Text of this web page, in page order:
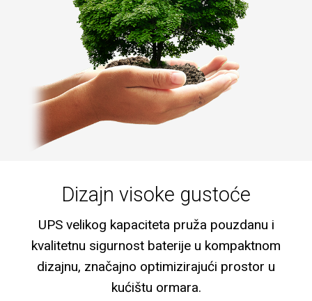
Dizajn visoke gustoće
UPS velikog kapaciteta pruža pouzdanu i
kvalitetnu sigurnost baterije u kompaktnom
dizajnu, značajno optimizirajući prostor u
kućištu ormara.